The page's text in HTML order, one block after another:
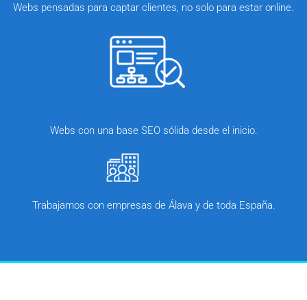
Webs pensadas para captar clientes, no solo para estar online.
Webs con una base SEO sólida desde el inicio.
Trabajamos con empresas de Álava y de toda España.